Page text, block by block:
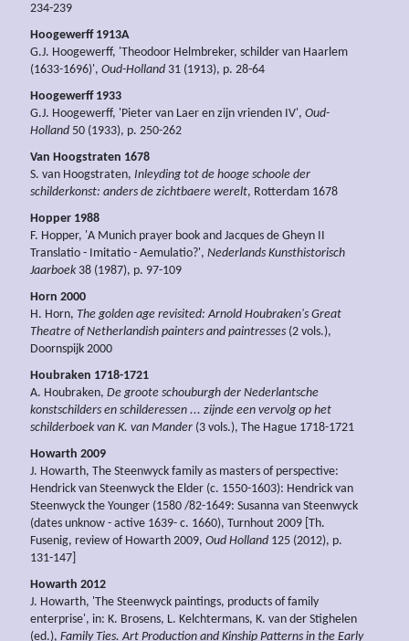
234-239
Hoogewerff 1913A
G.J. Hoogewerff, 'Theodoor Helmbreker, schilder van Haarlem
(1633-1696)', Oud-Holland 31 (1913), p. 28-64
Hoogewerff 1933
G.J. Hoogewerff, 'Pieter van Laer en zijn vrienden IV', Oud-
Holland 50 (1933), p. 250-262
Van Hoogstraten 1678
S. van Hoogstraten, Inleyding tot de hooge schoole der
schilderkonst: anders de zichtbaere werelt, Rotterdam 1678
Hopper 1988
F. Hopper, 'A Munich prayer book and Jacques de Gheyn II
Translatio - Imitatio - Aemulatio?', Nederlands Kunsthistorisch
Jaarboek38 (1987), p. 97-109
Horn 2000
H. Horn, The golden age revisited: Arnold Houbraken's Great
Theatre of Netherlandish painters and paintresses (2 vols.),
Doornspijk 2000
Houbraken 1718-1721
A. Houbraken, De groote schouburgh der Nederlantsche
konstschilders en schilderessen ... zijnde een vervolg op het
schilderboek van K. van Mander (3 vols.), The Hague 1718-1721
Howarth 2009
J. Howarth, The Steenwyck family as masters of perspective:
Hendrick van Steenwyck the Elder (c. 1550-1603): Hendrick van
Steenwyck the Younger (1580 /82-1649: Susanna van Steenwyck
(dates unknow - active 1639- c. 1660), Turnhout 2009 [Th.
Fusenig, review of Howarth 2009, Oud Holland 125 (2012), p.
131-147]
Howarth 2012
J. Howarth, 'The Steenwyck paintings, products of family
enterprise', in: K. Brosens, L. Kelchtermans, K. van der Stighelen
(ed.), Family Ties. Art Production and Kinship Patterns in the Early